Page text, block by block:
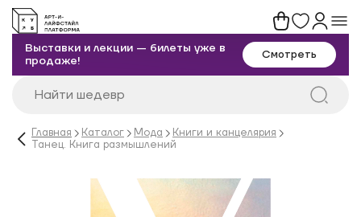
Выставки и лекции — билеты уже в
продаже!
Смотреть
Главная Каталог Мода
Книги и канцелярия
Танец. Книга размышлений